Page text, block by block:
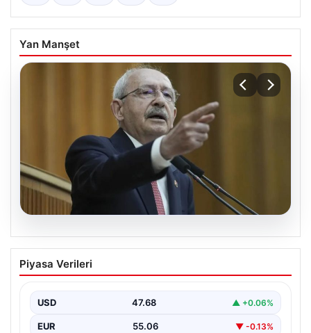
Yan Manşet
05.08.2026
Kılıçdaroğlu: Hesap sormaktan da
vermekten de çekinmeyiz
de çekinmeyiz", "content": "Cumhuriyet Halk Partisi
(CHP) Genel…
Piyasa Verileri
USD 47.68 ▲ +0.06%
EUR 55.06 ▼ -0.13%